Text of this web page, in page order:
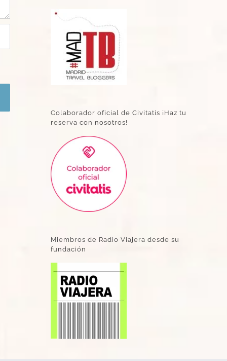
Colaborador oficial de Civitatis ¡Haz tu
reserva con nosotros!
Miembros de Radio Viajera desde su
fundación